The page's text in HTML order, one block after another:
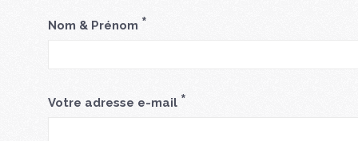
Nom & Prénom *
Votre adresse e-mail *